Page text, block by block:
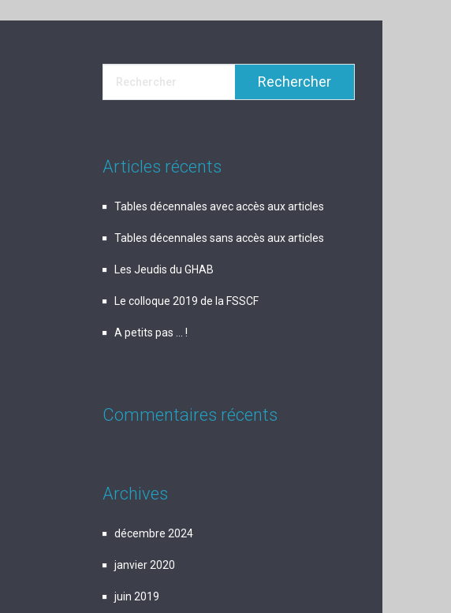
Articles récents
Tables décennales avec accès aux articles
Tables décennales sans accès aux articles
Les Jeudis du GHAB
Le colloque 2019 de la FSSCF
A petits pas … !
Commentaires récents
Archives
décembre 2024
janvier 2020
juin 2019